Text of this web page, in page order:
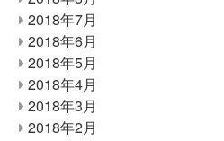
2018年7月
2018年6月
2018年5月
2018年4月
2018年3月
2018年2月